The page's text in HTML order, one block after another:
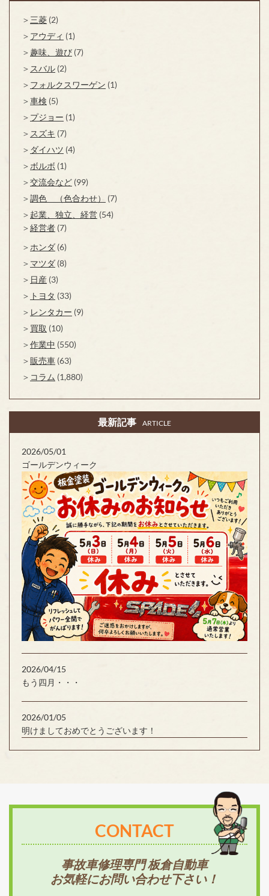
三菱 (2)
アウディ (1)
趣味、遊び (7)
スバル (2)
フォルクスワーゲン (1)
車検 (5)
プジョー (1)
スズキ (7)
ダイハツ (4)
ボルボ (1)
交流会など (99)
調色 （色合わせ）
(7)
起業、独立、経営 (54)
経営者 (7)
ホンダ (6)
マツダ (8)
日産 (3)
トヨタ (33)
レンタカー (9)
買取 (10)
作業中 (550)
販売車 (63)
コラム (1,880)
最新記事 ARTICLE
2026/05/01
ゴールデンウィーク
2026/04/15
もう四月・・・
2026/01/05
明けましておめでとうございます！
CONTACT
事故車修理専門 板倉自動車
お気軽にお問い合わせ下さい！